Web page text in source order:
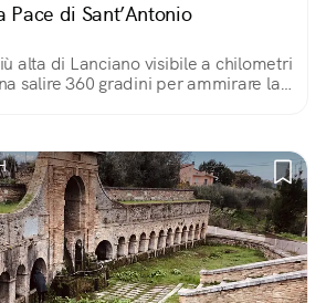
di Sant’Antonio
alta di Lanciano visibile a chilometri
salire 360 gradini per ammirare la